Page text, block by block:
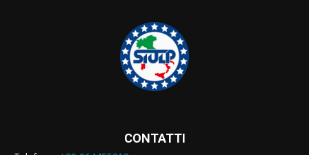
CONTATTI